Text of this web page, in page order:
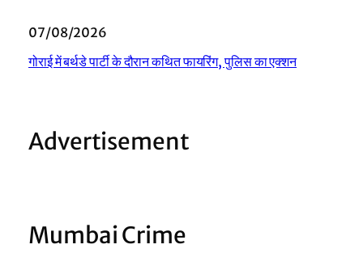
07/08/2026
गोराई में बर्थडे पार्टी के दौरान कथित फायरिंग, पुलिस का एक्शन
Advertisement
Mumbai Crime